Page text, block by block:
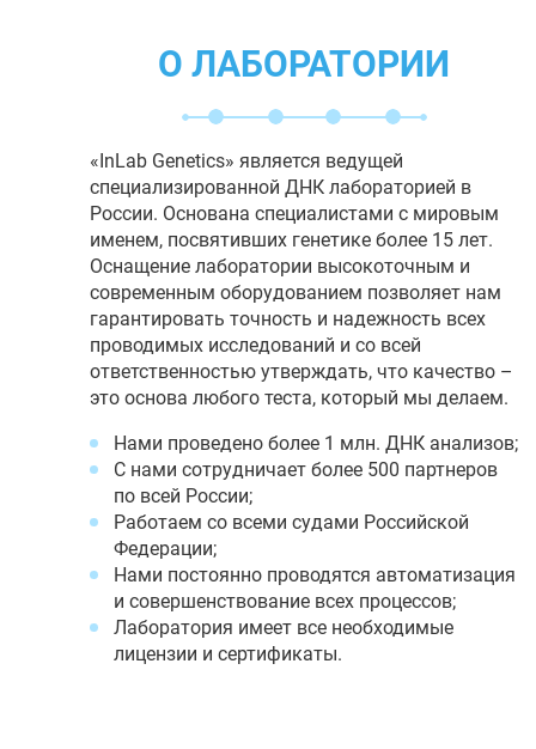
О ЛАБОРАТОРИИ
«InLab Genetics» является ведущей
специализированной ДНК лабораторией в
России. Основана специалистами с мировым
именем, посвятивших генетике более 15 лет.
Оснащение лаборатории высокоточным и
современным оборудованием позволяет нам
гарантировать точность и надежность всех
проводимых исследований и со всей
ответственностью утверждать, что качество –
это основа любого теста, который мы делаем.
Нами проведено более 1 млн. ДНК анализов;
С нами сотрудничает более 500 партнеров
по всей России;
Работаем со всеми судами Российской
Федерации;
Нами постоянно проводятся автоматизация
и совершенствование всех процессов;
Лаборатория имеет все необходимые
лицензии и сертификаты.